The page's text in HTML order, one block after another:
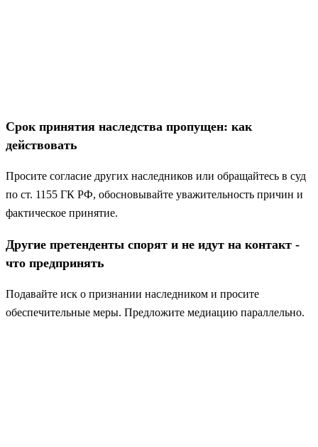
Срок принятия наследства пропущен: как
действовать
Просите согласие других наследников или обращайтесь в суд
по ст. 1155 ГК РФ, обосновывайте уважительность причин и
фактическое принятие.
Другие претенденты спорят и не идут на контакт -
что предпринять
Подавайте иск о признании наследником и просите
обеспечительные меры. Предложите медиацию параллельно.